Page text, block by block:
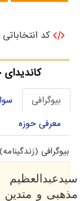
کد
بیوگرافی
معرفی حوزه
بیوگرافی